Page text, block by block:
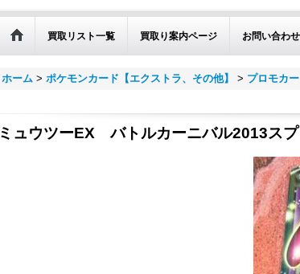
買取リスト一覧 買取り案内ページ お問い合わせ
ホーム > ポケモンカード【エクストラ、その他】 > プロモカ
ミュウツーEX バトルカーニバル2013ス